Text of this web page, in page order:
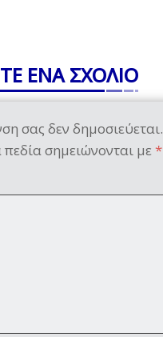
ΕΝΑ ΣΧΟΛΙΟ
σας δεν δημοσιεύεται.
σημειώνονται με *